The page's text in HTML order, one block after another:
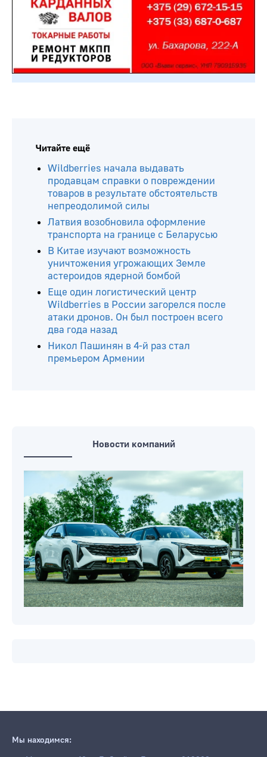
Читайте ещё
Wildberries начала выдавать
продавцам справки о повреждении
товаров в результате обстоятельств
непреодолимой силы
Латвия возобновила оформление
транспорта на границе с Беларусью
В Китае изучают возможность
уничтожения угрожающих Земле
астероидов ядерной бомбой
Еще один логистический центр
Wildberries в России загорелся после
атаки дронов. Он был построен всего
два года назад
Никол Пашинян в 4-й раз стал
премьером Армении
Новости компаний
Мы находимся: